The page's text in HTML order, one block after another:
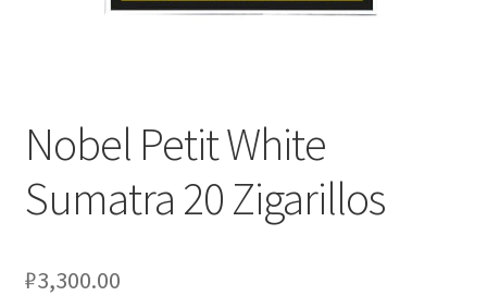
Nobel Petit White
Sumatra 20 Zigarillos
₽3,300.00